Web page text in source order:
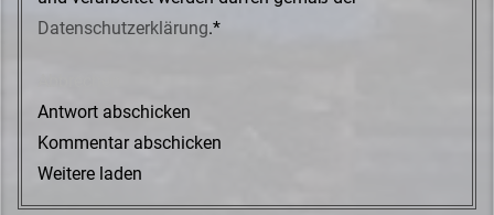
Datenschutzerklärung.*
Antwort abschicken
Kommentar abschicken
Weitere laden